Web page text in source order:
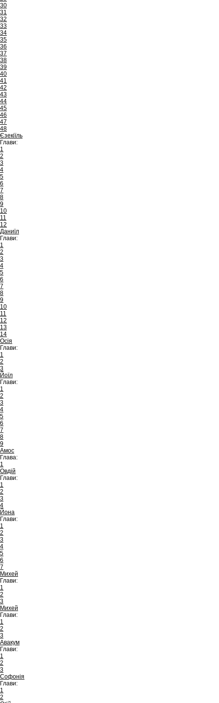
30
31
32
33
34
35
36
37
38
39
40
41
42
43
44
45
46
47
48
Єзекіїль
Глави:
1
2
3
4
5
6
7
8
9
10
11
12
Даниїл
Глави:
1
2
3
4
5
6
7
8
9
10
11
12
13
14
Осія
Глави:
1
2
3
Йоїл
Глави:
1
2
3
4
5
6
7
8
9
Амос
Глава:
1
Овдій
Глави:
1
2
3
4
Йона
Глави:
1
2
3
4
5
6
7
Михей
Глави:
1
2
3
Михей
Глави:
1
2
3
Авакум
Глави:
1
2
3
Софонія
Глави:
1
2